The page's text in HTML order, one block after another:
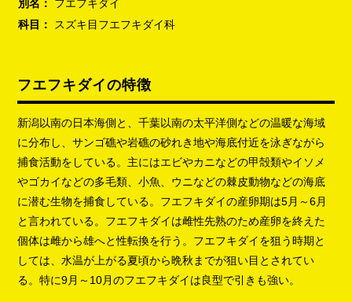
別名：
フエフキダイ
科目：
スズキ目フエフキダイ科
フエフキダイの特徴
新潟以南の日本海側と、千葉以南の太平洋側などの温暖な海域
に分布し、サンゴ礁や岩礁の砂れき地や海底付近を泳ぎながら
捕食活動をしている。主にはエビやカニなどの甲殻類やイソメ
やゴカイなどの多毛類、小魚、ウニなどの棘皮動物などの海底
に潜む生物を捕食している。フエフキダイの産卵期は5月～6月
と言われている。フエフキダイは雌性先熟のため産卵を終えた
個体は雌から雄へと性転換を行う。フエフキダイを狙う時期と
しては、水温が上がる夏頃から晩秋までが狙い目とされてい
る。特に9月～10月のフエフキダイは良型で引きも強い。